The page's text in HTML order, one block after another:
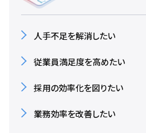
人手不足を解消したい
従業員満足度を高めたい
採用の効率化を図りたい
業務効率を改善したい